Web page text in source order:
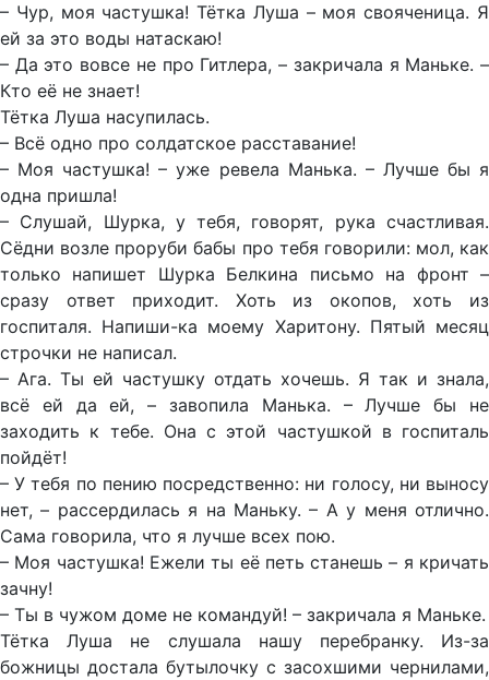
– Чур, моя частушка! Тётка Луша – моя свояченица. Я
ей за это воды натаскаю!
– Да это вовсе не про Гитлера, – закричала я Маньке. –
Кто её не знает!
Тётка Луша насупилась.
– Всё одно про солдатское расставание!
– Моя частушка! – уже ревела Манька. – Лучше бы я
одна пришла!
– Слушай, Шурка, у тебя, говорят, рука счастливая.
Сёдни возле проруби бабы про тебя говорили: мол, как
только напишет Шурка Белкина письмо на фронт –
сразу ответ приходит. Хоть из окопов, хоть из
госпиталя. Напиши-ка моему Харитону. Пятый месяц
строчки не написал.
– Ага. Ты ей частушку отдать хочешь. Я так и знала,
всё ей да ей, – завопила Манька. – Лучше бы не
заходить к тебе. Она с этой частушкой в госпиталь
пойдёт!
– У тебя по пению посредственно: ни голосу, ни выносу
нет, – рассердилась я на Маньку. – А у меня отлично.
Сама говорила, что я лучше всех пою.
– Моя частушка! Ежели ты её петь станешь – я кричать
зачну!
– Ты в чужом доме не командуй! – закричала я Маньке.
Тётка Луша не слушала нашу перебранку. Из-за
божницы достала бутылочку с засохшими чернилами,